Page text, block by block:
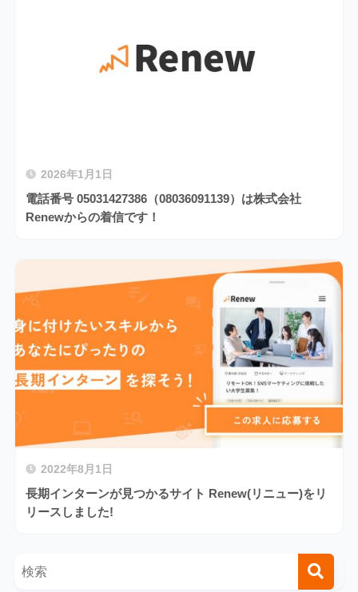
2026年1月1日
電話番号 05031427386（08036091139）は株式会社
Renewからの着信です！
2022年8月1日
長期インターンが見つかるサイト Renew(リニュー)をリ
リースしました!